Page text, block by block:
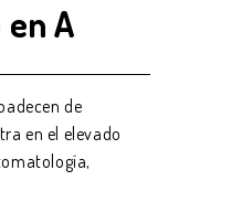
A
de
en el elevado